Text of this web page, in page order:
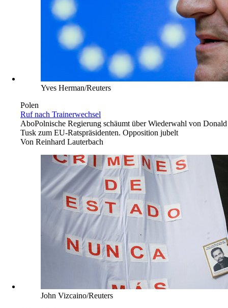
Yves Herman/Reuters
Polen
Ruf nach Trainerwechsel
AboPolnische Regierung schäumt über Wiederwahl von Donald
Tusk zum EU-Ratspräsidenten. Opposition jubelt
Von Reinhard Lauterbach
John Vizcaino/Reuters